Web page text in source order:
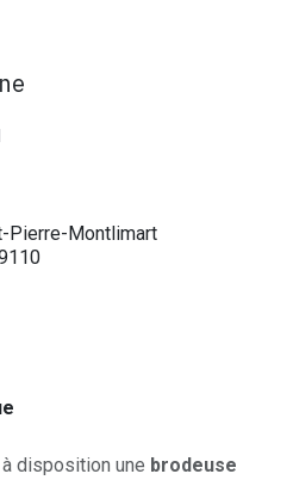
Pierre-Montlimart
disposition une brodeuse